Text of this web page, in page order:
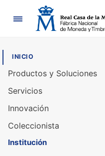
Navegación
INICIO
Productos y Soluciones
Servicios
Innovación
Coleccionista
Institución